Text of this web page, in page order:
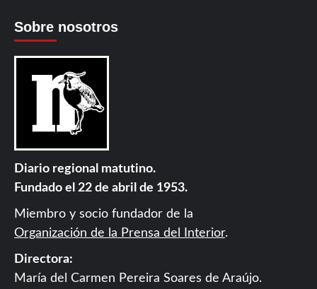
Sobre nosotros
Diario regional matutino.
Fundado el 22 de abril de 1953.
Miembro y socio fundador de la
Organización de la Prensa del Interior.
Directora:
María del Carmen Pereira Soares de Araújo.